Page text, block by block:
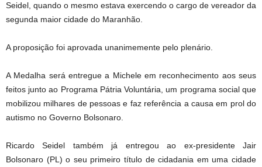
Seidel, quando o mesmo estava exercendo o cargo de vereador da
segunda maior cidade do Maranhão.
A proposição foi aprovada unanimemente pelo plenário.
A Medalha será entregue a Michele em reconhecimento aos seus
feitos junto ao Programa Pátria Voluntária, um programa social que
mobilizou milhares de pessoas e faz referência a causa em prol do
autismo no Governo Bolsonaro.
Ricardo Seidel também já entregou ao ex-presidente Jair
Bolsonaro (PL) o seu primeiro título de cidadania em uma cidade